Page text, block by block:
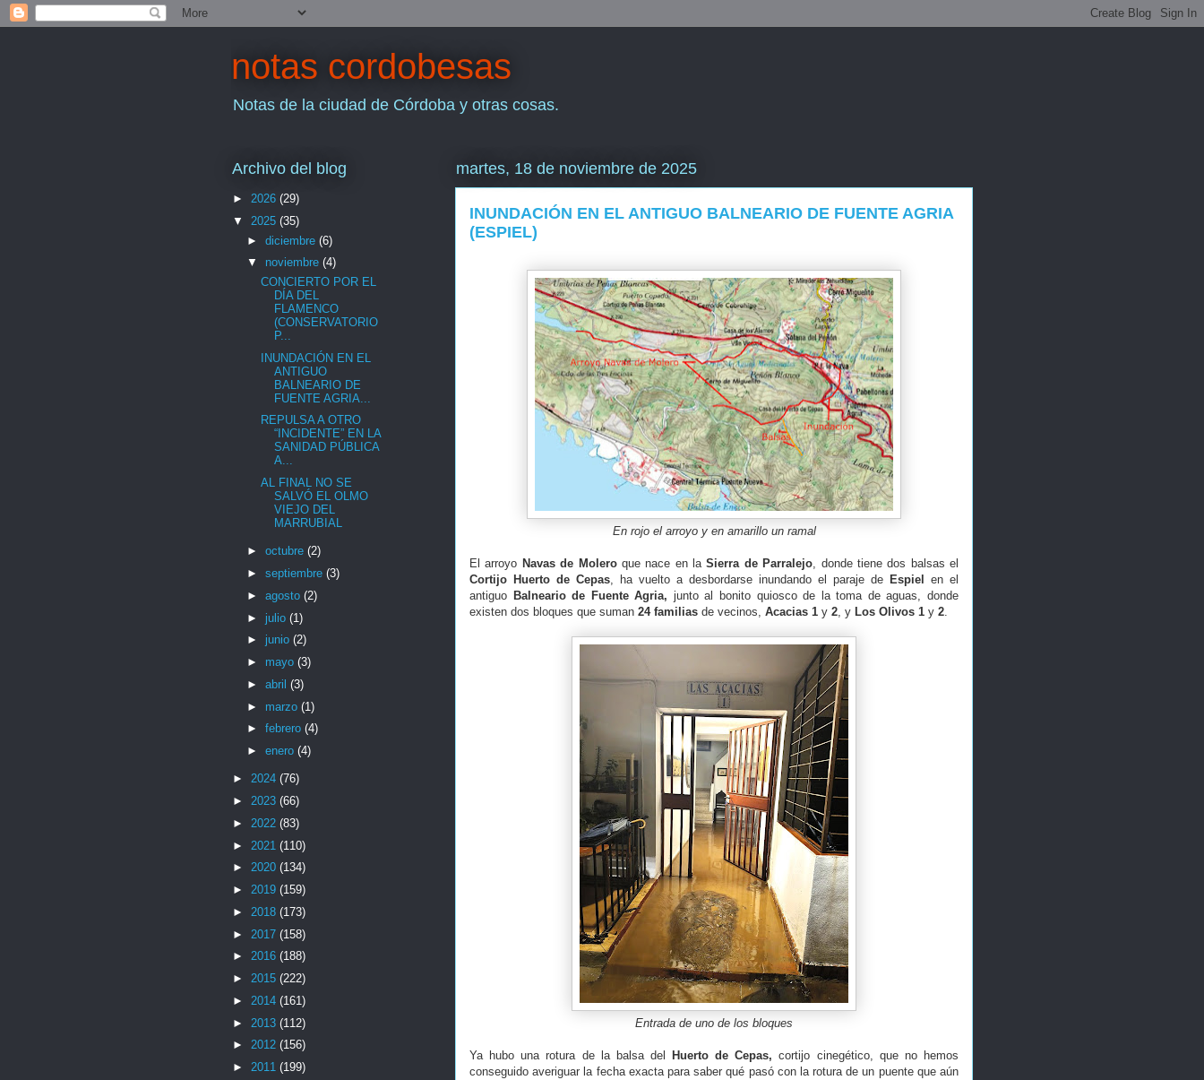
notas cordobesas
Notas de la ciudad de Córdoba y otras cosas.
martes, 18 de noviembre de 2025
INUNDACIÓN EN EL ANTIGUO BALNEARIO DE FUENTE AGRIA
(ESPIEL)
En rojo el arroyo y en amarillo un ramal
El arroyo Navas de Moleroque nace en laSierra de Parralejo, donde tiene dos balsas el
Cortijo Huerto de Cepas, ha vuelto a desbordarse inundando el paraje de Espiel
en el
antiguo Balneario de Fuente Agria, junto al bonito quiosco de la toma de aguas, donde
existen dos bloques que suman 24 familias de vecinos, Acacias 1 y 2, y Los Olivos 1 y 2.
Entrada de uno de los bloques
Ya hubo una rotura de la balsa del Huerto de Cepas, cortijo cinegético, que no hemos
conseguido averiguar la fecha exacta para saber qué pasó con la rotura de un puente que aún
Archivo del blog
► 2026 (29)
▼ 2025 (35)
► diciembre (6)
▼ noviembre (4)
CONCIERTO POR EL
DÍA DEL
FLAMENCO
(CONSERVATORIO
P...
INUNDACIÓN EN EL
ANTIGUO
BALNEARIO DE
FUENTE AGRIA...
REPULSA A OTRO
“INCIDENTE” EN LA
SANIDAD PÚBLICA
A...
AL FINAL NO SE
SALVÓ EL OLMO
VIEJO DEL
MARRUBIAL
► octubre (2)
► septiembre (3)
► agosto (2)
► julio (1)
► junio (2)
► mayo (3)
► abril (3)
► marzo (1)
► febrero (4)
► enero (4)
► 2024 (76)
► 2023 (66)
► 2022 (83)
► 2021 (110)
► 2020 (134)
► 2019 (159)
► 2018 (173)
► 2017 (158)
► 2016 (188)
► 2015 (222)
► 2014 (161)
► 2013 (112)
► 2012 (156)
► 2011 (199)